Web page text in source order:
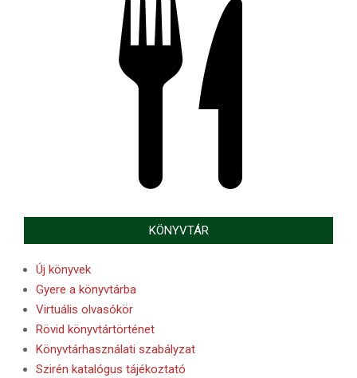
KÖNYVTÁR
Új könyvek
Gyere a könyvtárba
Virtuális olvasókör
Rövid könyvtártörténet
Könyvtárhasználati szabályzat
Szirén katalógus tájékoztató